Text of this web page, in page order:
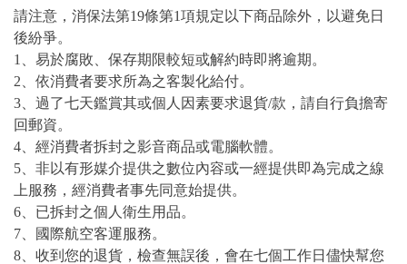
請注意，消保法第19條第1項規定以下商品除外，以避免日
後紛爭。
1、易於腐敗、保存期限較短或解約時即將逾期。
2、依消費者要求所為之客製化給付。
3、過了七天鑑賞其或個人因素要求退貨/款，請自行負擔寄
回郵資。
4、經消費者拆封之影音商品或電腦軟體。
5、非以有形媒介提供之數位內容或一經提供即為完成之線
上服務，經消費者事先同意始提供。
6、已拆封之個人衛生用品。
7、國際航空客運服務。
8、收到您的退貨，檢查無誤後，會在七個工作日儘快幫您